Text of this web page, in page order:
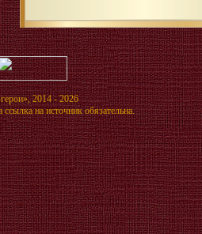
, 2014 - 2026
на источник обязательна.